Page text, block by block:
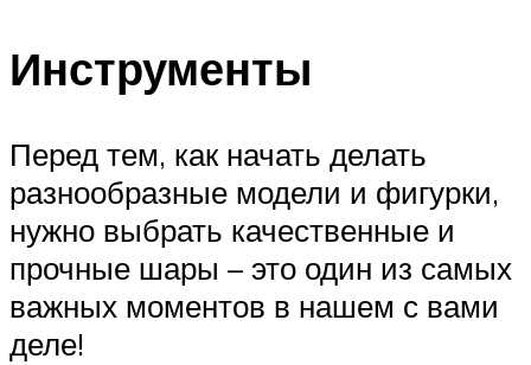
Инструменты
Перед тем, как начать делать
разнообразные модели и фигурки,
нужно выбрать качественные и
прочные шары – это один из самых
важных моментов в нашем с вами
деле!